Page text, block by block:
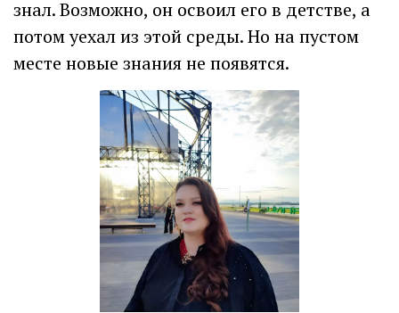
знал. Возможно, он освоил его в детстве, а
потом уехал из этой среды. Но на пустом
месте новые знания не появятся.